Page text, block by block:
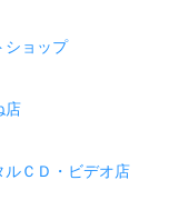
ショップ
店
ルＣＤ・ビデオ店